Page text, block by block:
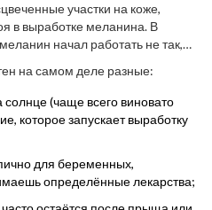
участки на коже,
в выработке меланина. В
начал работать не так,
солнца или следы от
на самом деле разные:
(чаще всего виновато
которое запускает выработку
для беременных,
определённые лекарства;